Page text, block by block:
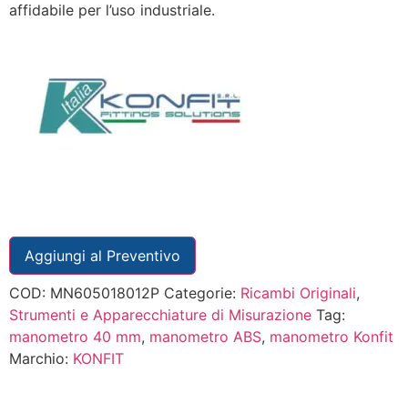
affidabile per l’uso industriale.
Aggiungi al Preventivo
COD: MN605018012P Categorie: Ricambi Originali,
Strumenti e Apparecchiature di Misurazione Tag:
manometro 40 mm, manometro ABS, manometro Konfit
Marchio: KONFIT